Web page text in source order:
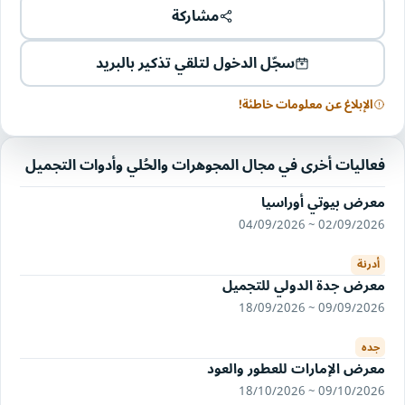
مشاركة
سجّل الدخول لتلقي تذكير بالبريد
الإبلاغ عن معلومات خاطئة!
فعاليات أخرى في مجال المجوهرات والحُلي وأدوات التجميل
معرض بيوتي أوراسيا
02/09/2026 ~ 04/09/2026
أدرنة
معرض جدة الدولي للتجميل
09/09/2026 ~ 18/09/2026
جده
معرض الإمارات للعطور والعود
09/10/2026 ~ 18/10/2026